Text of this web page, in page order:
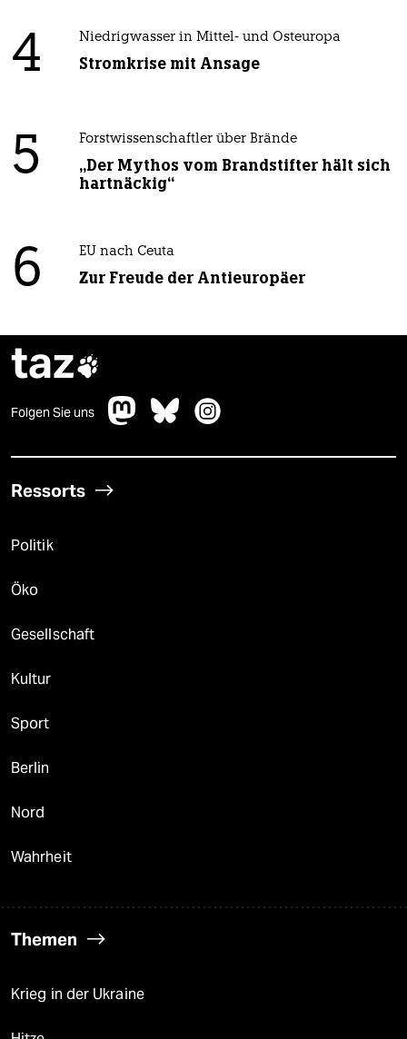
4 Niedrigwasser in Mittel- und Osteuropa
Stromkrise mit Ansage
5 Forstwissenschaftler über Brände
„Der Mythos vom Brandstifter hält sich
hartnäckig“
6 EU nach Ceuta
Zur Freude der Antieuropäer
taz
Folgen Sie uns
Ressorts
Politik
Öko
Gesellschaft
Kultur
Sport
Berlin
Nord
Wahrheit
Themen
Krieg in der Ukraine